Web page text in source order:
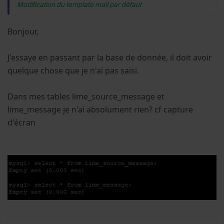
Modification du template mail par défaut
Bonjour,
J'essaye en passant par la base de donnée, il doit avoir
quelque chose que je n'ai pas saisi.
Dans mes tables lime_source_message et
lime_message je n'ai absolument rien? cf capture
d'écran